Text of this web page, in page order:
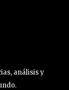
análisis y